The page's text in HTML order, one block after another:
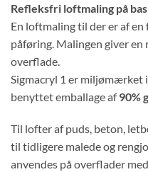
Refleksfri loftmaling på
En loftmaling til der er af
påføring. Malingen giver
overflade.
Sigmacryl 1 er miljømærket
benyttet emballage af90%
Til lofter af puds, beton,
til tidligere malede og
anvendes på overflader